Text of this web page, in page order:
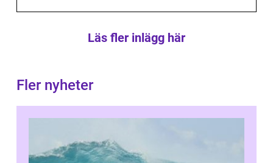
Läs fler inlägg här
Fler nyheter